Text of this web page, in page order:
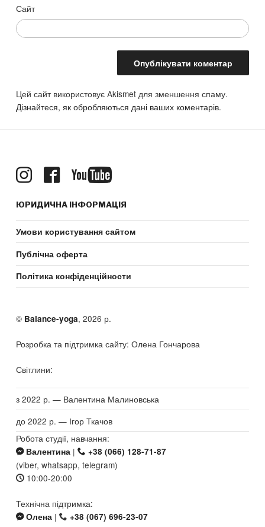
Сайт
Цей сайт використовує Akismet для зменшення спаму.
Дізнайтеся, як обробляються дані ваших коментарів.
ЮРИДИЧНА ІНФОРМАЦІЯ
Умови користування сайтом
Публічна оферта
Політика конфіденційности
© Balance-yoga, 2026 р.
Розробка та підтримка сайту: Олена Гончарова
Світлини:
з 2022 р. — Валентина Малиновська
до 2022 р. — Ігор Ткачов
Робота студії, навчання:
Валентина | +38 (066) 128-71-87
(viber, whatsapp, telegram)
10:00-20:00
Технічна підтримка:
Олена | +38 (067) 696-23-07